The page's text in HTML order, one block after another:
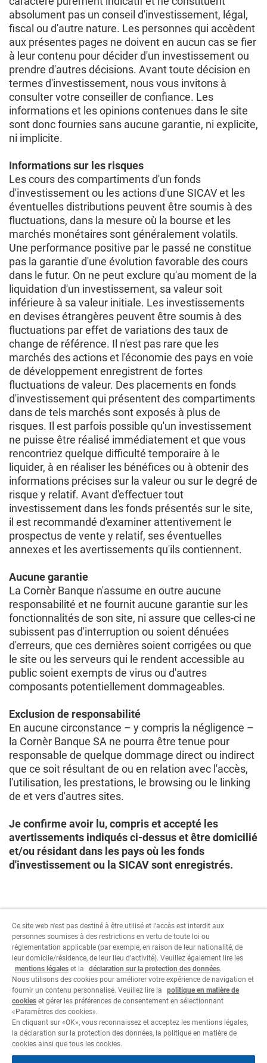
absolument pas un conseil d'investissement, légal,
fiscal ou d'autre nature. Les personnes qui accèdent
aux présentes pages ne doivent en aucun cas se fier
à leur contenu pour décider d'un investissement ou
prendre d'autres décisions. Avant toute décision en
termes d'investissement, nous vous invitons à
consulter votre conseiller de confiance. Les
informations et les opinions contenues dans le site
sont donc fournies sans aucune garantie, ni explicite,
ni implicite.
Informations sur les risques
Les cours des compartiments d'un fonds
d'investissement ou les actions d'une SICAV et les
éventuelles distributions peuvent être soumis à des
fluctuations, dans la mesure où la bourse et les
marchés monétaires sont généralement volatils.
Une performance positive par le passé ne constitue
pas la garantie d'une évolution favorable des cours
dans le futur. On ne peut exclure qu'au moment de la
liquidation d'un investissement, sa valeur soit
inférieure à sa valeur initiale. Les investissements
en devises étrangères peuvent être soumis à des
fluctuations par effet de variations des taux de
change de référence. Il n'est pas rare que les
marchés des actions et l'économie des pays en voie
de développement enregistrent de fortes
fluctuations de valeur. Des placements en fonds
d'investissement qui présentent des compartiments
dans de tels marchés sont exposés à plus de
risques. Il est parfois possible qu'un investissement
ne puisse être réalisé immédiatement et que vous
rencontriez quelque difficulté temporaire à le
liquider, à en réaliser les bénéfices ou à obtenir des
informations précises sur la valeur ou sur le degré de
risque y relatif. Avant d'effectuer tout
investissement dans les fonds présentés sur le site,
il est recommandé d'examiner attentivement le
prospectus de vente y relatif, ses éventuelles
annexes et les avertissements qu'ils contiennent.
Aucune garantie
La Cornèr Banque n'assume en outre aucune
responsabilité et ne fournit aucune garantie sur les
fonctionnalités de son site, ni assure que celles-ci ne
subissent pas d'interruption ou soient dénuées
d'erreurs, que ces dernières soient corrigées ou que
le site ou les serveurs qui le rendent accessible au
public soient exempts de virus ou d'autres
composants potentiellement dommageables.
Exclusion de responsabilité
En aucune circonstance – y compris la négligence –
la Cornèr Banque SA ne pourra être tenue pour
responsable de quelque dommage direct ou indirect
que ce soit résultant de ou en relation avec l'accès,
l'utilisation, les prestations, le browsing ou le linking
de et vers d'autres sites.
Je confirme avoir lu, compris et accepté les
avertissements indiqués ci-dessus et être domicilié
et/ou résidant dans les pays où les fonds
d'investissement ou la SICAV sont enregistrés.
Pour continuer, sélectionner les paramètres relatifs
au type d'utilisateur.
J'accepte
Je refuse
Ce site web n'est pas destiné à être utilisé et l’accès est interdit aux
personnes soumises à des restrictions en vertu de toute loi ou
réglementation applicable (par exemple, en raison de leur nationalité, de
leur domicile/résidence, de leur lieu d'activité). Veuillez également lire les
mentions légales et la déclaration sur la protection des données.
Nous utilisons des cookies pour améliorer votre expérience de navigation et
fournir un contenu personnalisé. Veuillez lire la
politique en matière de
cookies et gérer les préférences de consentement en sélectionnant
«Paramètres des cookies».
En cliquant sur «OK», vous reconnaissez et acceptez les mentions légales,
la déclaration sur la protection des données, la politique en matière de
cookies ainsi que tous les cookies.